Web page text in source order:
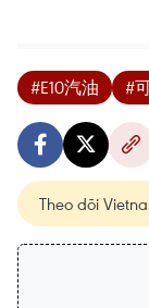
#E10汽油 #
Theo dõi